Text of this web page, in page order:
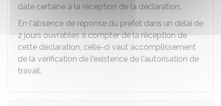
date certaine à la réception de la déclaration.
En l'absence de réponse du préfet dans un délai de
2 jours ouvrables à compter de la réception de
cette déclaration, celle-ci vaut accomplissement
de la vérification de l'existence de l'autorisation de
travail.